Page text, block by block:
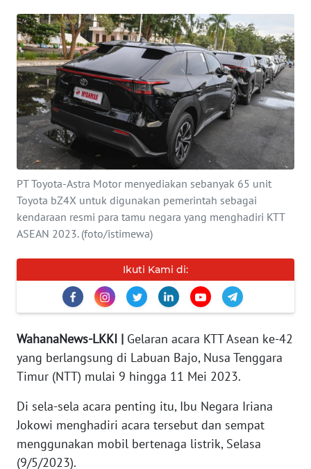
PT Toyota-Astra Motor menyediakan sebanyak 65 unit
Toyota bZ4X untuk digunakan pemerintah sebagai
kendaraan resmi para tamu negara yang menghadiri KTT
ASEAN 2023. (foto/istimewa)
Ikuti Kami di:
WahanaNews-LKKI | Gelaran acara KTT Asean ke-42
yang berlangsung di Labuan Bajo, Nusa Tenggara
Timur (NTT) mulai 9 hingga 11 Mei 2023.
Di sela-sela acara penting itu, Ibu Negara Iriana
Jokowi menghadiri acara tersebut dan sempat
menggunakan mobil bertenaga listrik, Selasa
(9/5/2023).
Informasi
INDEKS
BERITA
KONTAK
KAMI
INFO
IKLAN
TENTANG
KAMI
MEDIA
REDAKSI
KARIR
DISCLAIMER
Wahana
News